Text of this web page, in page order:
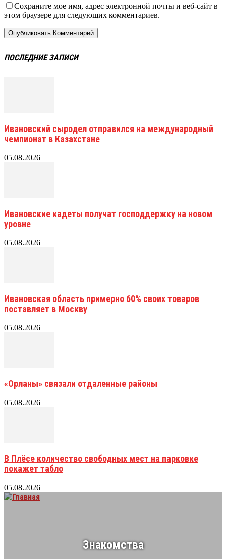
Сохраните мое имя, адрес электронной почты и веб-сайт в
этом браузере для следующих комментариев.
ПОСЛЕДНИЕ ЗАПИСИ
Ивановский сыродел отправился на международный
чемпионат в Казахстане
05.08.2026
Ивановские кадеты получат господдержку на новом
уровне
05.08.2026
Ивановская область примерно 60% своих товаров
поставляет в Москву
05.08.2026
«Орланы» связали отдаленные районы
05.08.2026
В Плёсе количество свободных мест на парковке
покажет табло
05.08.2026
Знакомства